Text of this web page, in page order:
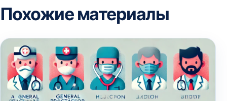
Похожие материалы